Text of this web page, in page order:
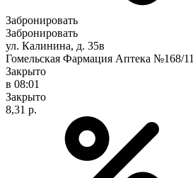
Забронировать
Забронировать
ул. Калинина, д. 35в
Гомельская Фармация Аптека №168/11
Закрыто
в 08:01
Закрыто
8,31 р.